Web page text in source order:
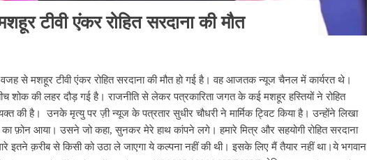
टीवी एंकर रोहित सरदाना की मौत
वजह से मशहूर टीवी एंकर रोहित सरदाना की मौत हो गई है। वह आजतक न्यूज चैनल में कार्यरत थे।
की लहर दौड़ गई है। राजनीति से लेकर पत्रकारिता जगत के कई मशहूर हस्तियों ने रोहित
की है। उनके मृत्यु पर ज़ी न्यूज के पत्रतार सुधीर चौधरी ने मार्मिक ट्विट किया है। उन्होंने लिखा
फ़ोन आया। उसने जो कहा, सुनकर मेरे हाथ कांपने लगे। हमारे मित्र और सहयोगी रोहित सरदाना
इतने क़रीब से किसी को उठा ले जाएगा ये कल्पना नहीं की थी। इसके लिए मैं तैयार नहीं था।ये भगवान